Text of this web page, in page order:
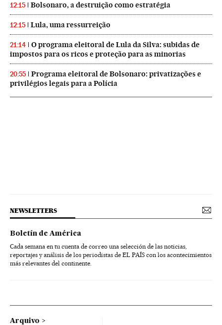
12:15 Bolsonaro, a destruição como estratégia
12:15 Lula, uma ressurreição
21:14
O programa eleitoral de Lula da Silva: subidas de
impostos para os ricos e proteção para as minorias
20:55
Programa eleitoral de Bolsonaro: privatizações e
privilégios legais para a Polícia
NEWSLETTERS
Boletín de América
Cada semana en tu cuenta de correo una selección de las noticias,
reportajes y análisis de los periodistas de EL PAÍS con los acontecimientos
más relevantes del continente.
Arquivo